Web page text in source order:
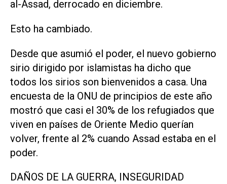
al-Assad, derrocado en diciembre.
Esto ha cambiado.
Desde que asumió el poder, el nuevo gobierno
sirio dirigido por islamistas ha dicho que
todos los sirios son bienvenidos a casa. Una
encuesta de la ONU de principios de este año
mostró que casi el 30% de los refugiados que
viven en países de Oriente Medio querían
volver, frente al 2% cuando Assad estaba en el
poder.
DAÑOS DE LA GUERRA, INSEGURIDAD